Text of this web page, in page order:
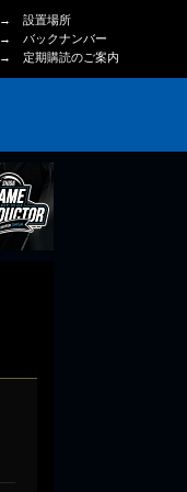
→ 設置場所
→ バックナンバー
→ 定期購読のご案内